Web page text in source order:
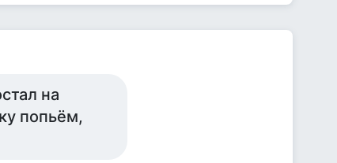
на
попьём,